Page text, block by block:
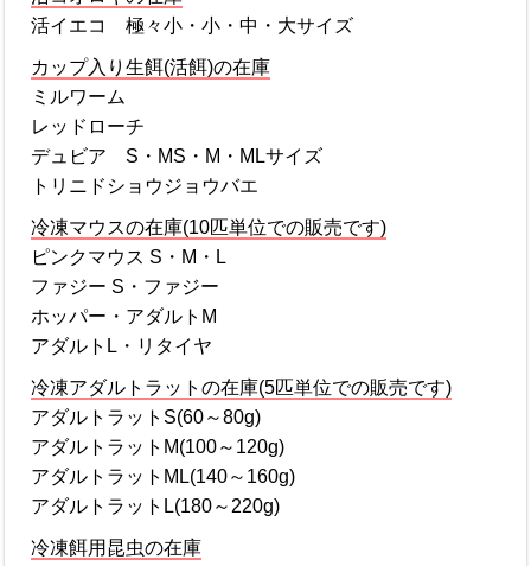
活イエコ 極々小・小・中・大サイズ
カップ入り生餌(活餌)の在庫
ミルワーム
レッドローチ
デュビア S・MS・M・MLサイズ
トリニドショウジョウバエ
冷凍マウスの在庫(10匹単位での販売です)
ピンクマウス S・M・L
ファジー S・ファジー
ホッパー・アダルトM
アダルトL・リタイヤ
冷凍アダルトラットの在庫(5匹単位での販売です)
アダルトラットS(60～80g)
アダルトラットM(100～120g)
アダルトラットML(140～160g)
アダルトラットL(180～220g)
冷凍餌用昆虫の在庫